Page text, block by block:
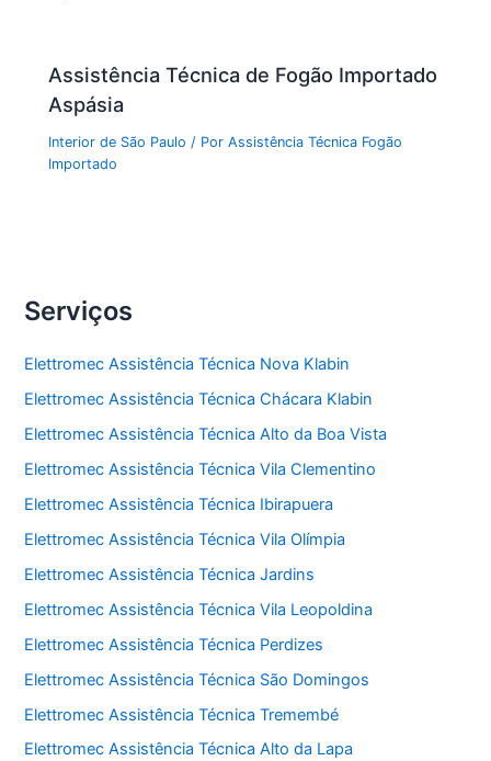
Assistência Técnica de Fogão Importado
Aspásia
Interior de São Paulo / PorAssistência Técnica Fogão
Importado
Serviços
Elettromec Assistência Técnica Nova Klabin
Elettromec Assistência Técnica Chácara Klabin
Elettromec Assistência Técnica Alto da Boa Vista
Elettromec Assistência Técnica Vila Clementino
Elettromec Assistência Técnica Ibirapuera
Elettromec Assistência Técnica Vila Olímpia
Elettromec Assistência Técnica Jardins
Elettromec Assistência Técnica Vila Leopoldina
Elettromec Assistência Técnica Perdizes
Elettromec Assistência Técnica São Domingos
Elettromec Assistência Técnica Tremembé
Elettromec Assistência Técnica Alto da Lapa